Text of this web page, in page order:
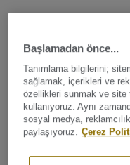
Aksesuarlar
Başlamadan önce...
Tanımlama bilgilerini;
sağlamak, içerikleri ve
özellikleri sunmak ve
kullanıyoruz. Aynı
sosyal medya,
paylaşıyoruz. Çerez